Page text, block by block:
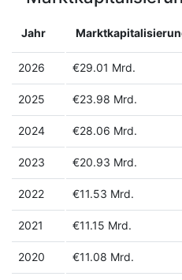
Jahr
2026 €29.01 Mrd.
2025 €23.98 Mrd.
2024 €28.06 Mrd.
2023 €20.93 Mrd.
2022 €11.53 Mrd.
2021 €11.15 Mrd.
2020 €11.08 Mrd.